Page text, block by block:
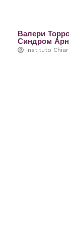
Валери
Синдром
Instituto